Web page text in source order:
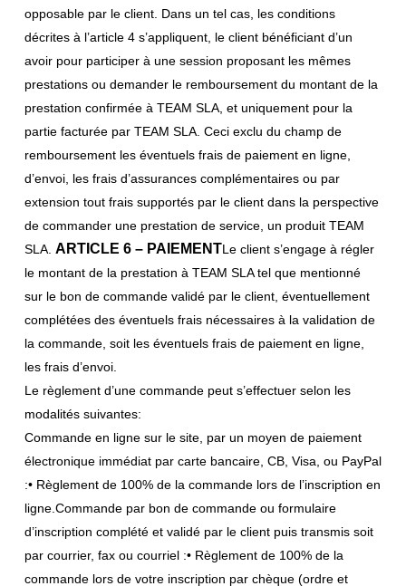
opposable par le client. Dans un tel cas, les conditions
décrites à l’article 4 s’appliquent, le client bénéficiant d’un
avoir pour participer à une session proposant les mêmes
prestations ou demander le remboursement du montant de la
prestation confirmée à TEAM SLA, et uniquement pour la
partie facturée par TEAM SLA. Ceci exclu du champ de
remboursement les éventuels frais de paiement en ligne,
d’envoi, les frais d’assurances complémentaires ou par
extension tout frais supportés par le client dans la perspective
de commander une prestation de service, un produit TEAM
SLA. ARTICLE 6 – PAIEMENTLe client s’engage à régler
le montant de la prestation à TEAM SLA tel que mentionné
sur le bon de commande validé par le client, éventuellement
complétées des éventuels frais nécessaires à la validation de
la commande, soit les éventuels frais de paiement en ligne,
les frais d’envoi.
Le règlement d’une commande peut s’effectuer selon les
modalités suivantes:
Commande en ligne sur le site, par un moyen de paiement
électronique immédiat par carte bancaire, CB, Visa, ou PayPal
:• Règlement de 100% de la commande lors de l’inscription en
ligne.Commande par bon de commande ou formulaire
d’inscription complété et validé par le client puis transmis soit
par courrier, fax ou courriel :• Règlement de 100% de la
commande lors de votre inscription par chèque (ordre et